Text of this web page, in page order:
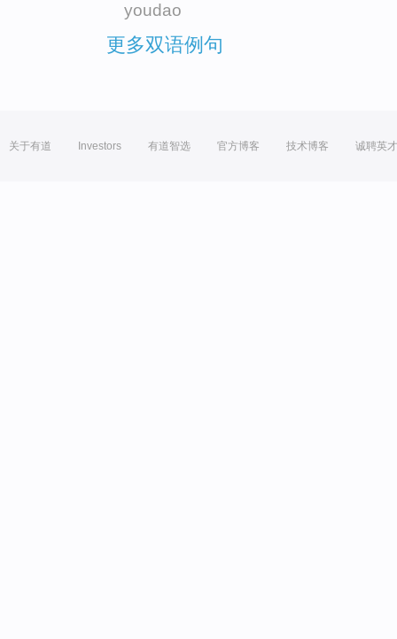
youdao
更多双语例句
关于有道 Investors 有道智选 官方博客 技术博客 诚聘英才